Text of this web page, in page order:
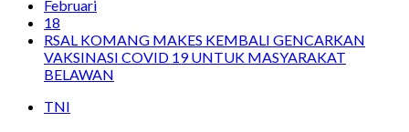
Februari
18
RSAL KOMANG MAKES KEMBALI GENCARKAN
VAKSINASI COVID 19 UNTUK MASYARAKAT
BELAWAN
TNI